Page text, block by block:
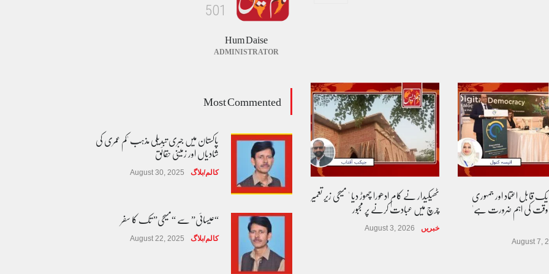
ٹھیکیدار نے کام ادھورا چھوڑ دیا ' مسیحی زیر تعمیر
چرچ میں عبادت کرنے پر مجبور
خبریں August 3, 2026
قابل اعتماد اور جمہوری
وقت کی اہم ضرورت ہے'
August 7,
1
0
5
Hum Daise
ADMINISTRATOR
Most Commented
پاکستان میں جبری تبدیلی مذہب 'کم عمری کی
شادیاں اور زمینی حقائق
کالم/بلاگ August 30, 2025
“عیسائی” سے “مسیحی” تک کا سفر
کالم/بلاگ August 22, 2025